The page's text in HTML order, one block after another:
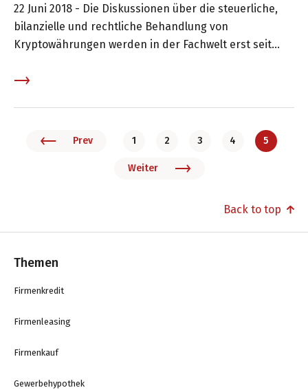
22 Juni 2018 - Die Diskussionen über die steuerliche,
bilanzielle und rechtliche Behandlung von
Kryptowährungen werden in der Fachwelt erst seit
Wir möchten Ihnen hier eine kurze, aber nicht
Prev 1 2 3 4 5
Weiter
Back to top
Themen
Firmenkredit
Firmenleasing
Firmenkauf
Gewerbehypothek